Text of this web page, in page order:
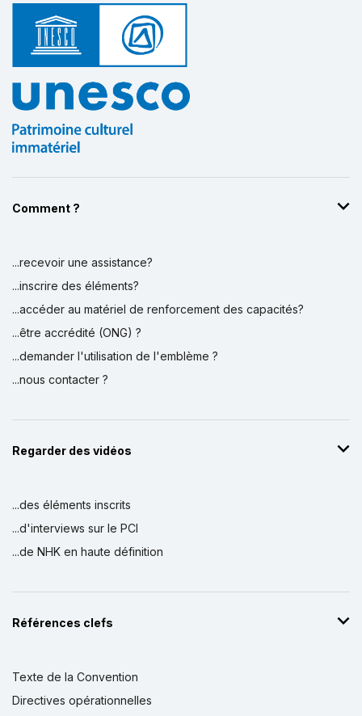
Comment ?
...recevoir une assistance?
...inscrire des éléments?
...accéder au matériel de renforcement des capacités?
...être accrédité (ONG) ?
...demander l'utilisation de l'emblème ?
...nous contacter ?
Regarder des vidéos
...des éléments inscrits
...d'interviews sur le PCI
...de NHK en haute définition
Références clefs
Texte de la Convention
Directives opérationnelles